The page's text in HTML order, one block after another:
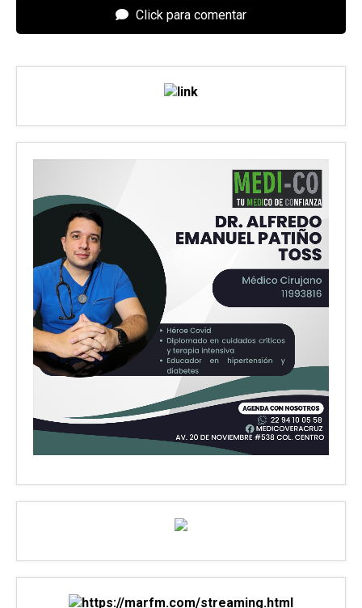
Click para comentar